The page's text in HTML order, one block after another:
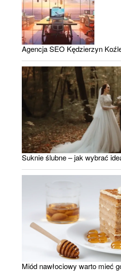
Agencja SEO Kędzierzyn
Suknie ślubne – jak wybrać
Miód nawłociowy warto mieć